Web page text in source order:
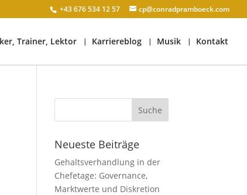
+43 676 534 12 57 cp@conradpramboeck.com
Trainer, Lektor Karriereblog Musik Kontakt
Neueste Beiträge
Gehaltsverhandlung in der
Chefetage: Governance,
Marktwerte und Diskretion